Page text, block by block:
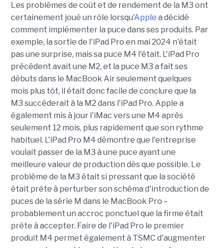
Les problèmes de coût et de rendement de la M3 ont
certainement joué un rôle lorsqu'Apple a décidé
comment implémenter la puce dans ses produits. Par
exemple, la sortie de l'iPad Pro en mai 2024 n'était
pas une surprise, mais sa puce M4 l'était. L'iPad Pro
précédent avait une M2, et la puce M3 a fait ses
débuts dans le MacBook Air seulement quelques
mois plus tôt, il était donc facile de conclure que la
M3 succéderait à la M2 dans l'iPad Pro. Apple a
également mis à jour l'iMac vers une M4 après
seulement 12 mois, plus rapidement que son rythme
habituel. L'iPad Pro M4 démontre que l'entreprise
voulait passer de la M3 à une puce ayant une
meilleure valeur de production dès que possible. Le
problème de la M3 était si pressant que la société
était prête à perturber son schéma d'introduction de
puces de la série M dans le MacBook Pro –
probablement un accroc ponctuel que la firme était
prête à accepter. Faire de l'iPad Pro le premier
produit M4 permet également à TSMC d'augmenter